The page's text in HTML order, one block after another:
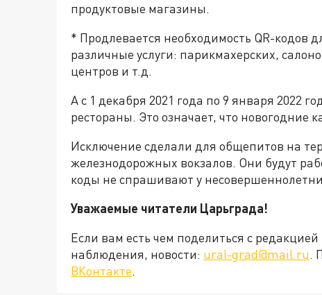
продуктовые магазины.
* Продлевается необходимость QR-
различные услуги: парикмахерских,
центров и т.д.
А с 1 декабря 2021 года по 9 января 2022
рестораны. Это означает, что новогодние
Исключение сделали для общепитов на
железнодорожных вокзалов. Они будут
коды не спрашивают у
Уважаемые читатели Царьграда!
Если вам есть чем поделиться с
наблюдения, новости: ural-grad@mail.ru.
ВКонтакте.